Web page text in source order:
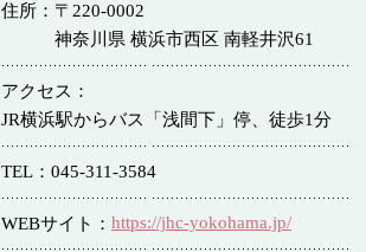
住所
〒220-0002
神奈川県 横浜市西区 南軽井沢61
アクセス
JR横浜駅からバス「浅間下」停、徒歩1分
TEL 045-311-3584
WEBサイト https://jhc-yokohama.jp/